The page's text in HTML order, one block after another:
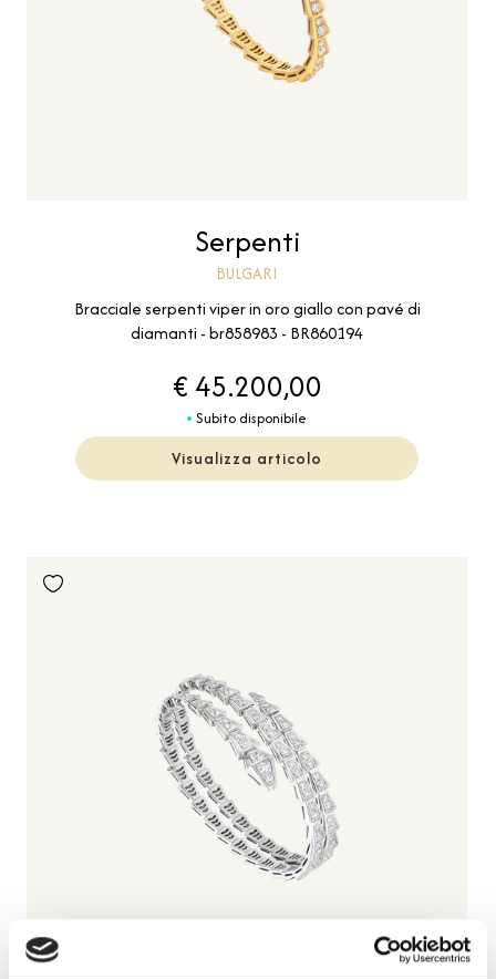
Serpenti
BULGARI
Bracciale serpenti viper in oro giallo con pavé di
diamanti - br858983 - BR860194
€ 45.200,00
Subito disponibile
Visualizza articolo